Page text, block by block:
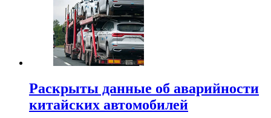
Раскрыты данные об аварийности
китайских автомобилей